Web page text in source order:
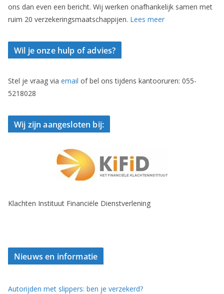
ons dan even een bericht. Wij werken onafhankelijk samen met
ruim 20 verzekeringsmaatschappijen. Lees meer
Wil je onze hulp of advies?
Stel je vraag via email of bel ons tijdens kantooruren: 055-
5218028
Wij zijn aangesloten bij:
Klachten Instituut Financiële Dienstverlening
Nieuws en informatie
Autorijden met slippers: ben je verzekerd?